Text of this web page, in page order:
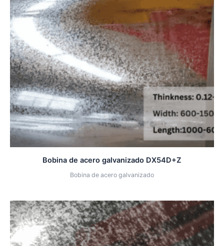
Bobina de acero galvanizado DX54D+Z
Bobina de acero galvanizado